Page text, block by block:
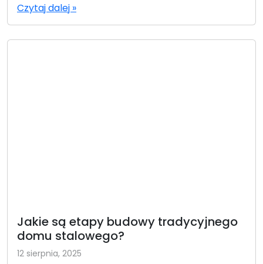
Czytaj dalej »
Jakie są etapy budowy tradycyjnego
domu stalowego?
12 sierpnia, 2025